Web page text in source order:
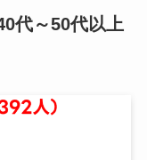
代～50代以上